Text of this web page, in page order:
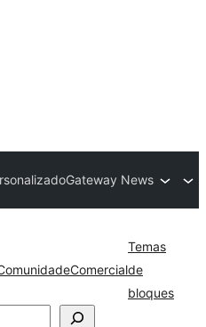
Gateway News
Comercial
Temas
de
bloques